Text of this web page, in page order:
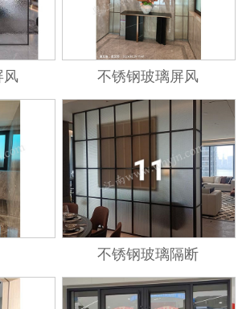
风 不锈钢玻璃屏风
不锈钢玻璃隔断